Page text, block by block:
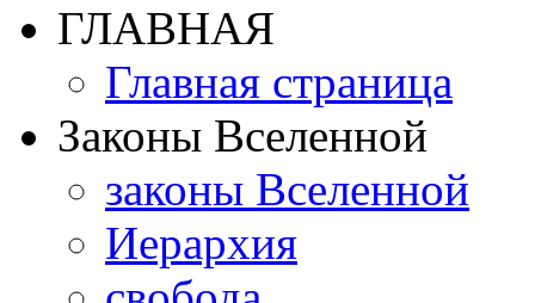
ГЛАВНАЯ
Главная страница
Законы Вселенной
законы Вселенной
Иерархия